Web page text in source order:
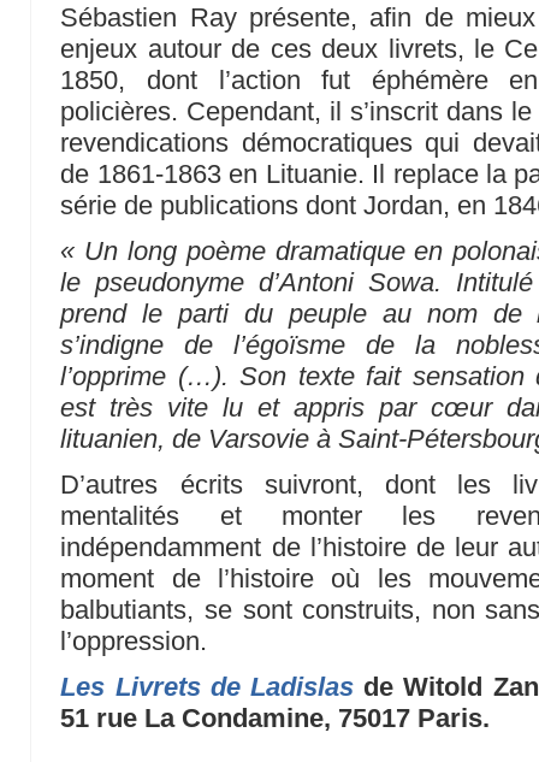
Sébastien Ray présente, afin de
enjeux autour de ces deux livrets, le
1850, dont l’action fut éphémère
policières. Cependant, il s’inscrit dans
revendications démocratiques qui
de 1861-1863 en Lituanie. Il replace la
série de publications dont Jordan, en
« Un long poème dramatique en
le pseudonyme d’Antoni Sowa.
prend le parti du peuple au nom de
s’indigne de l’égoïsme de la
l’opprime (…). Son texte fait
est très vite lu et appris par cœur
lituanien, de Varsovie à Saint-
D’autres écrits suivront, dont les
mentalités et monter les
indépendamment de l’histoire de leur
moment de l’histoire où les
balbutiants, se sont construits, non
l’oppression.
Les Livrets de Ladislas de Witold
51 rue La Condamine, 75017 Paris.